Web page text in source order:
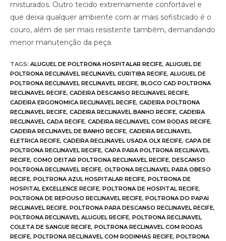
misturados. Outro tecido extremamente confortável e
que deixa qualquer ambiente com ar mais sofisticado é o
couro, além de ser mais resistente também, demandando
menor manutenção da peça.
TAGS: ALUGUEL DE POLTRONA HOSPITALAR RECIFE, ALUGUEL DE
POLTRONA RECLINÁVEL RECLINAVEL CURITIBA RECIFE, ALUGUEL DE
POLTRONA RECLINAVEL RECLINAVEL RECIFE, BLOCO CAD POLTRONA
RECLINAVEL RECIFE, CADEIRA DESCANSO RECLINAVEL RECIFE,
CADEIRA ERGONOMICA RECLINAVEL RECIFE, CADEIRA POLTRONA
RECLINAVEL RECIFE, CADEIRA RECLINAVEL BANHO RECIFE, CADEIRA
RECLINAVEL CADA RECIFE, CADEIRA RECLINAVEL COM RODAS RECIFE,
CADEIRA RECLINAVEL DE BANHO RECIFE, CADEIRA RECLINAVEL
ELETRICA RECIFE, CADEIRA RECLINAVEL USADA OLX RECIFE, CAPA DE
POLTRONA RECLINAVEL RECIFE, CAPA PARA POLTRONA RECLINAVEL
RECIFE, COMO DEITAR POLTRONA RECLINAVEL RECIFE, DESCANSO
POLTRONA RECLINAVEL RECIFE, OLTRONA RECLINAVEL PARA OBESO
RECIFE, POLTRONA AZUL HOSPITALAR RECIFE, POLTRONA DE
HOSPITAL EXCELLENCE RECIFE, POLTRONA DE HOSPITAL RECIFE,
POLTRONA DE REPOUSO RECLINAVEL RECIFE, POLTRONA DO PAPAI
RECLINAVEL RECIFE, POLTRONA PARA DESCANSO RECLINAVEL RECIFE,
POLTRONA RECLINAVEL ALUGUEL RECIFE, POLTRONA RECLINAVEL
COLETA DE SANGUE RECIFE, POLTRONA RECLINAVEL COM RODAS
RECIFE, POLTRONA RECLINAVEL COM RODINHAS RECIFE, POLTRONA